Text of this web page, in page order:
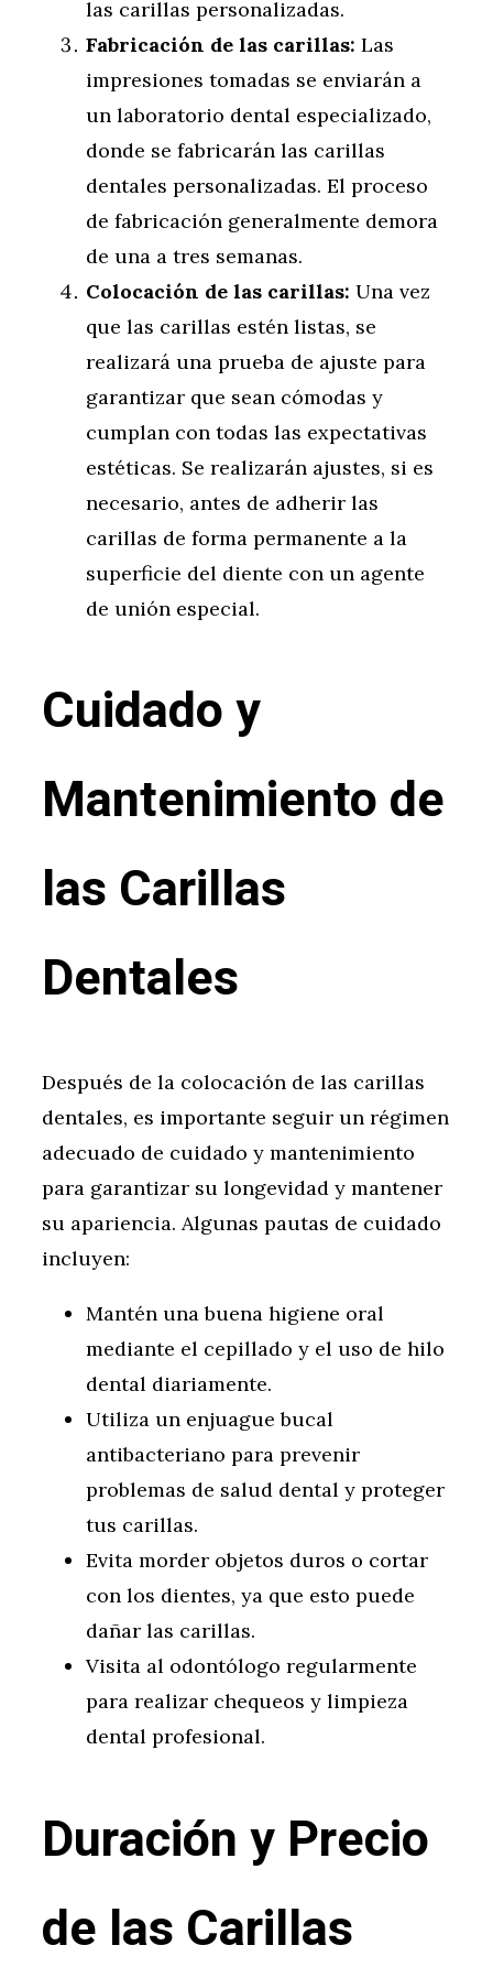
las carillas personalizadas.
Fabricación de las carillas: Las
impresiones tomadas se enviarán a
un laboratorio dental especializado,
donde se fabricarán las carillas
dentales personalizadas. El proceso
de fabricación generalmente demora
de una a tres semanas.
Colocación de las carillas: Una vez
que las carillas estén listas, se
realizará una prueba de ajuste para
garantizar que sean cómodas y
cumplan con todas las expectativas
estéticas. Se realizarán ajustes, si es
necesario, antes de adherir las
carillas de forma permanente a la
superficie del diente con un agente
de unión especial.
Cuidado y
Mantenimiento de
las Carillas
Dentales
Después de la colocación de las carillas
dentales, es importante seguir un régimen
adecuado de cuidado y mantenimiento
para garantizar su longevidad y mantener
su apariencia. Algunas pautas de cuidado
incluyen:
Mantén una buena higiene oral
mediante el cepillado y el uso de hilo
dental diariamente.
Utiliza un enjuague bucal
antibacteriano para prevenir
problemas de salud dental y proteger
tus carillas.
Evita morder objetos duros o cortar
con los dientes, ya que esto puede
dañar las carillas.
Visita al odontólogo regularmente
para realizar chequeos y limpieza
dental profesional.
Duración y Precio
de las Carillas